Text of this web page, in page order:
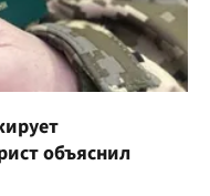
объяснил